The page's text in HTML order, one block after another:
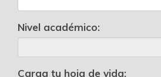
Nivel académico:
Carga tu hoja de vida: